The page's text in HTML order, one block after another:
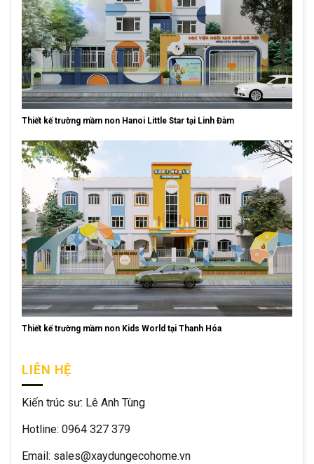
Thiết kế trường mầm non Hanoi Little Star tại Linh Đàm
Thiết kế trường mầm non Kids World tại Thanh Hóa
LIÊN HỆ
Kiến trúc sư: Lê Anh Tùng
Hotline: 0964 327 379
Email: sales@xaydungecohome.vn